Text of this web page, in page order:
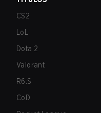
CS2
LoL
Dota 2
Valorant
R6:S
CoD